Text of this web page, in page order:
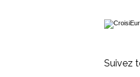
Suivez